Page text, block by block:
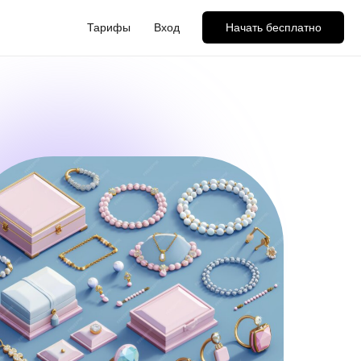
Вход Начать бесплатно
Тарифы